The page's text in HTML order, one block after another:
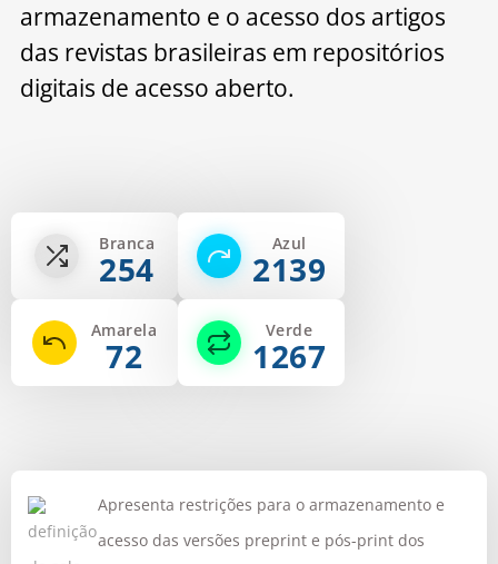
armazenamento e o acesso dos artigos
das revistas brasileiras em repositórios
digitais de acesso aberto.
Branca
254
Azul
2139
Amarela
72
Verde
1267
Apresenta restrições para o armazenamento e
acesso das versões preprint e pós-print dos